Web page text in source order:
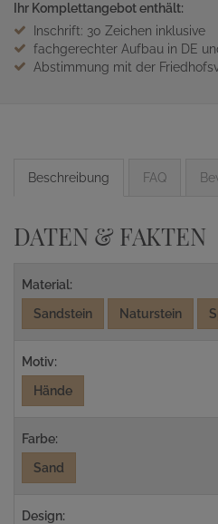
Ihr Komplettangebot enthält:
Inschrift: 30 Zeichen inklusive
fachgerechter Aufbau in DE
Abstimmung mit der
Beschreibung FAQ
DATEN & FAKTEN
Material:
Sandstein
Naturstein
Motiv:
Hände
Farbe:
Sand
Design: